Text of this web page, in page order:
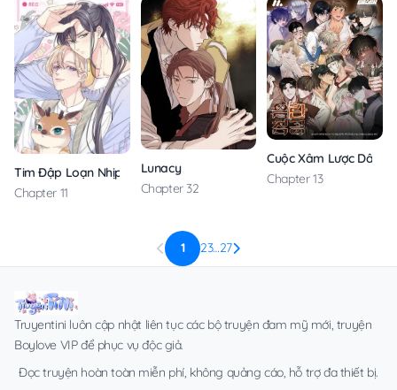
Tim Đập Loạn Nhịp
Chapter 11
Lunacy
Chapter 32
Cuộc Xâm Lược Dâm
Chapter 13
1 23…27
Truyentini luôn cập nhật liên tục các bộ truyện đam mỹ mới, truyện
Boylove VIP để phục vụ độc giả.
Đọc truyện hoàn toàn miễn phí, không quảng cáo, hỗ trợ đa thiết bị.